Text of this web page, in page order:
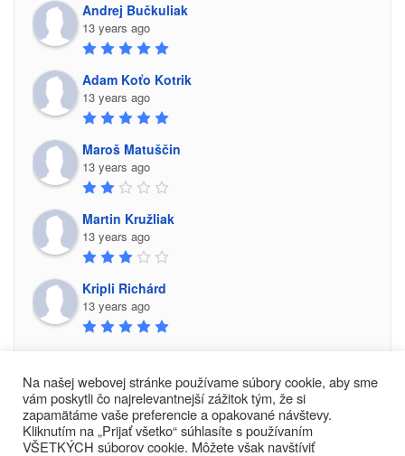
Andrej Bučkuliak
13 years ago
Adam Koťo Kotrik
13 years ago
Maroš Matuščin
13 years ago
Martin Kružliak
13 years ago
Kripli Richárd
13 years ago
Na našej webovej stránke používame súbory cookie, aby sme
vám poskytli čo najrelevantnejší zážitok tým, že si
zapamätáme vaše preferencie a opakované návštevy.
Kliknutím na „Prijať všetko“ súhlasíte s používaním
VŠETKÝCH súborov cookie. Môžete však navštíviť